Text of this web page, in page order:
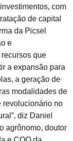
com
de capital
da Picsel
e
que
a expansão para
a geração de
modalidades de
revolucionário no
diz Daniel
agrônomo, doutor